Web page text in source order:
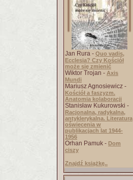
Jan Rura - Quo vadis,
Ecclesia? Czy Kościół
może się zmienić
Wiktor Trojan - Axis
Mundi
Mariusz Agnosiewicz -
Kościół a faszyzm.
Anatomia kolaboracji
Stanisław Kukurowski -
Racjonalna, radykalna,
antyklerykalna. Literatura
oświecenia w
publikacjach lat 1944-
1956
Orhan Pamuk - Dom
ciszy
Znajdź książkę..